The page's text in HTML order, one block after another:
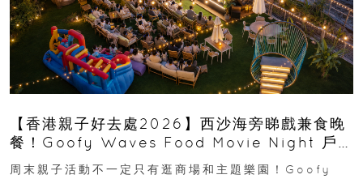
【香港親子好去處2026】西沙海旁睇戲兼食晚
餐！Goofy Waves Food Movie Night 戶
外影院逢週末登場
周末親子活動不一定只有逛商場和主題樂園！Goofy